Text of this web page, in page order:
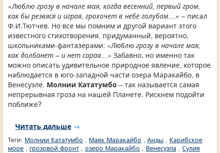
«Люблю грозу в начале мая, когда весенний, первый гром,
как бы резвяся и играя, грохочет в небе голубом…» – писал
Ф.И.Тютчев. Но все мы помним и другой вариант этого
известного стихотворения, придуманный, вероятно,
школьниками-фантазерами: «Люблю грозу в начале мая,
как долбанет – и нет сарая…» Забавно, но именно так
можно описать удивительное природное явление, которое
наблюдается в юго-западной части озера Маракайбо, в
Венесуэле. Молнии Кататумбо – так называется самая
непрерывная гроза на нашей Планете. Рискнем подойти
поближе?
Читать дальше →
Теги: Молнии Кататумбо , Маяк Маракайбо , Анды , Карибское
море , грозовой фронт , озеро Маракайбо , Венесуэла , Сулия